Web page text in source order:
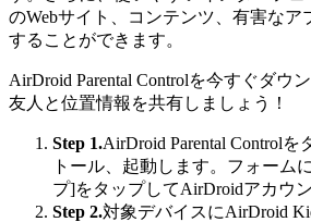
のWebサイト、コンテンツ、有害なア
することができます。
AirDroid Parental Controlを今すぐダウ
友人と位置情報を共有しましょう！
Step 1.AirDroid Parental Control
トール、起動します。フォーム
プ]をタップしてAirDroidアカウ
Step 2.対象デバイスにAirDroid